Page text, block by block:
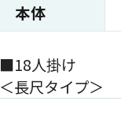
本体
■18人掛け
＜長尺タイプ＞